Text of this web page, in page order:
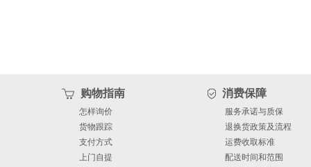
购物指南
怎样询价
货物跟踪
支付方式
上门自提
消费保障
服务承诺与质保
退换货政策及流程
运费收取标准
配送时间和范围